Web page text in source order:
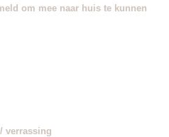
om mee naar huis te kunnen
verrassing